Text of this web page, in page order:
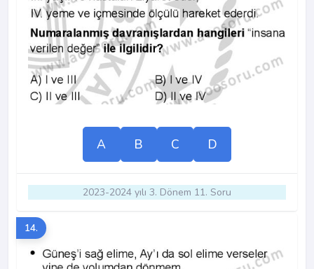
A B C D
2023-2024 yılı 3. Dönem 11. Soru
14.